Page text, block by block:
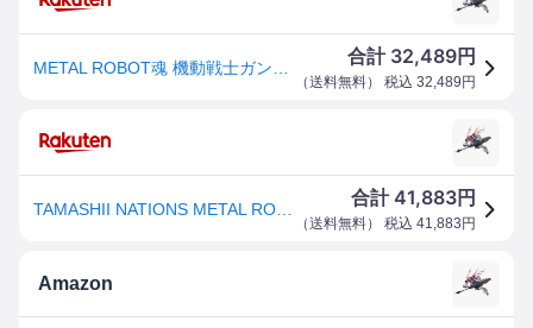
合計 32,489円
（送料無料） 税込 32,489 円
合計41,883円
（送料無料） 税込 41,883 円
Amazon